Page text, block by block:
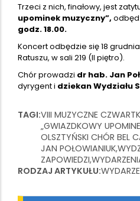
Trzeci z nich, finałowy, jest
upominek muzyczny”,
godz. 18.00.
Koncert odbędzie się 18
Ratuszu, w sali 219 (II piętro).
Chór prowadzi dr hab. Jan
dyrygent i dziekan Wydziału
TAGI VIII MUZYCZNE
„GWIAZDKOWY
OLSZTYŃSKI CHÓR BEL
JAN POŁOWIANIUK
ZAPOWIEDZI
RODZAJ ARTYKUŁU